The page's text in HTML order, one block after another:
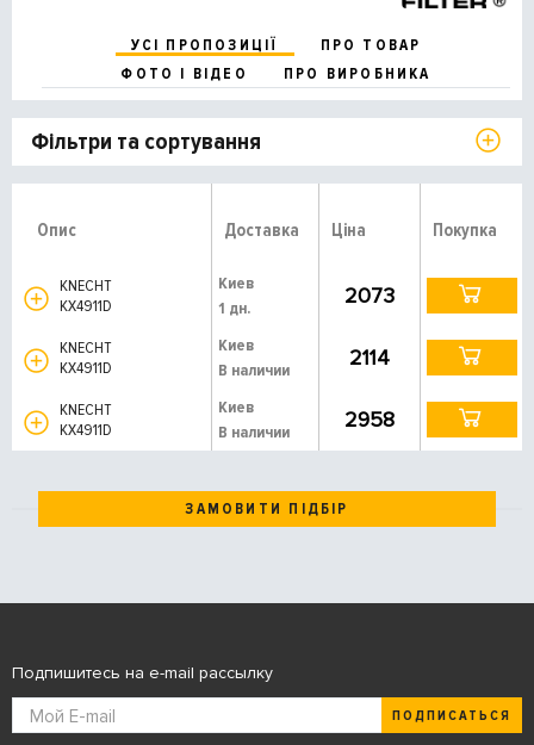
УСІ ПРОПОЗИЦІЇ
ПРО ТОВАР
ФОТО І ВІДЕО
ПРО ВИРОБНИКА
Фільтри та сортування
Опис Доставка Ціна Покупка
KNECHT
KX4911D
Киев
1 дн.
2073
KNECHT
KX4911D
Киев
В наличии
2114
KNECHT
KX4911D
Киев
В наличии
2958
ЗАМОВИТИ ПІДБІР
Подпишитесь на e-mail рассылку
ПОДПИСАТЬСЯ